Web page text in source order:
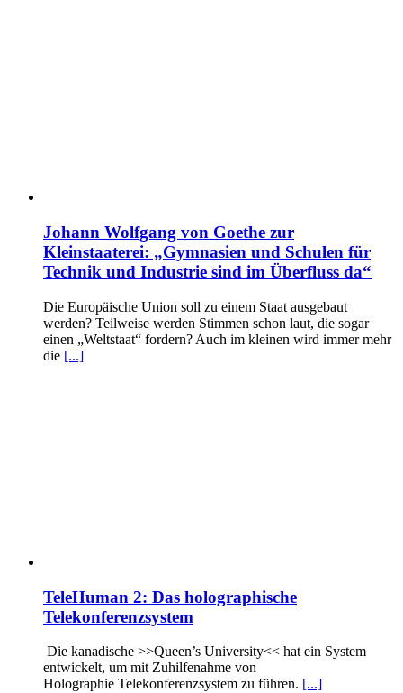
Johann Wolfgang von Goethe zur
Kleinstaaterei: „Gymnasien und Schulen für
Technik und Industrie sind im Überfluss da“
Die Europäische Union soll zu einem Staat ausgebaut
werden? Teilweise werden Stimmen schon laut, die sogar
einen „Weltstaat“ fordern? Auch im kleinen wird immer mehr
die [...]
TeleHuman 2: Das holographische
Telekonferenzsystem
Die kanadische >>Queen’s University<< hat ein System
entwickelt, um mit Zuhilfenahme von
Holographie Telekonferenzsystem zu führen. [...]